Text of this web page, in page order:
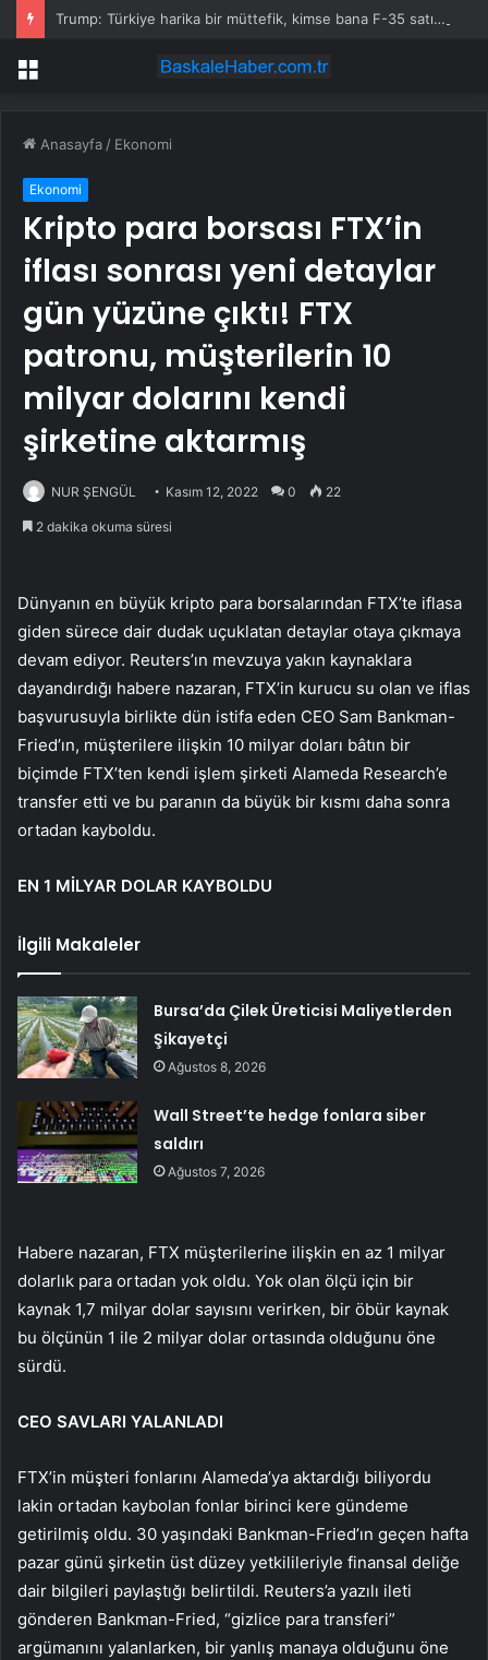
Trump: Türkiye harika bir müttefik, kimse bana F-35 satışı için ne yapmam gerektiğini söyleyemez
Menü
Anasayfa / Ekonomi
Ekonomi
Kripto para borsası FTX’in
iflası sonrası yeni detaylar
gün yüzüne çıktı! FTX
patronu, müşterilerin 10
milyar dolarını kendi
şirketine aktarmış
NUR ŞENGÜL Kasım 12, 2022 0 22
2 dakika okuma süresi
Dünyanın en büyük kripto para borsalarından FTX’te iflasa
giden sürece dair dudak uçuklatan detaylar otaya çıkmaya
devam ediyor. Reuters’ın mevzuya yakın kaynaklara
dayandırdığı habere nazaran, FTX’in kurucu su olan ve iflas
başvurusuyla birlikte dün istifa eden CEO Sam Bankman-
Fried’ın, müşterilere ilişkin 10 milyar doları bâtın bir
biçimde FTX’ten kendi işlem şirketi Alameda Research’e
transfer etti ve bu paranın da büyük bir kısmı daha sonra
ortadan kayboldu.
EN 1 MİLYAR DOLAR KAYBOLDU
İlgili Makaleler
Bursa’da Çilek Üreticisi Maliyetlerden
Şikayetçi
Ağustos 8, 2026
Wall Street’te hedge fonlara siber
saldırı
Ağustos 7, 2026
Habere nazaran, FTX müşterilerine ilişkin en az 1 milyar
dolarlık para ortadan yok oldu. Yok olan ölçü için bir
kaynak 1,7 milyar dolar sayısını verirken, bir öbür kaynak
bu ölçünün 1 ile 2 milyar dolar ortasında olduğunu öne
sürdü.
CEO SAVLARI YALANLADI
FTX’in müşteri fonlarını Alameda’ya aktardığı biliyordu
lakin ortadan kaybolan fonlar birinci kere gündeme
getirilmiş oldu. 30 yaşındaki Bankman-Fried’ın geçen hafta
pazar günü şirketin üst düzey yetkilileriyle finansal deliğe
dair bilgileri paylaştığı belirtildi. Reuters’a yazılı ileti
gönderen Bankman-Fried, “gizlice para transferi”
argümanını yalanlarken, bir yanlış manaya olduğunu öne